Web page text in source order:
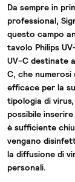
Da sempre in
professional,
questo campo
tavolo Philips
UV-C destinate
C, che
efficace per la
tipologia di
possibile
è sufficiente
vengano
la diffusione di
personali.